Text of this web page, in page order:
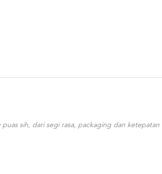
sih, dari segi rasa, packaging dan ketepatan